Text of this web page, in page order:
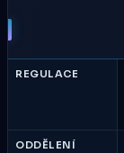
REGULACE
ODDĚLENÍ